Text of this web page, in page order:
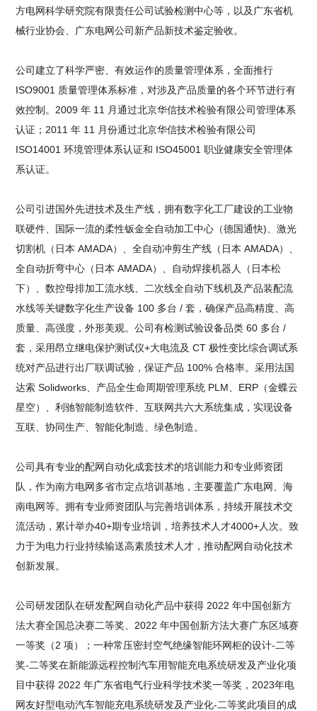
方电网科学研究院有限责任公司试验检测中心等，以及广东省机
械行业协会、广东电网公司新产品新技术鉴定验收。
公司建立了科学严密、有效运作的质量管理体系，全面推行
ISO9001 质量管理体系标准，对涉及产品质量的各个环节进行有
效控制。2009 年 11 月通过北京华信技术检验有限公司管理体系
认证；2011 年 11 月份通过北京华信技术检验有限公司
ISO14001 环境管理体系认证和 ISO45001 职业健康安全管理体
系认证。
公司引进国外先进技术及生产线，拥有数字化工厂建设的工业物
联硬件、国际一流的柔性钣金全自动加工中心（德国通快)、激光
切割机（日本 AMADA）、全自动冲剪生产线（日本 AMADA）、
全自动折弯中心（日本 AMADA）、自动焊接机器人（日本松
下）、数控母排加工流水线、二次线全自动下线机及产品装配流
水线等关键数字化生产设备 100 多台 / 套，确保产品高精度、高
质量、高强度，外形美观。公司有检测试验设备品类 60 多台 /
套，采用昂立继电保护测试仪+大电流及 CT 极性变比综合调试系
统对产品进行出厂联调试验，保证产品 100% 合格率。采用法国
达索 Solidworks、产品全生命周期管理系统 PLM、ERP（金蝶云
星空）、利驰智能制造软件、互联网共六大系统集成，实现设备
互联、协同生产、智能化制造、绿色制造。
公司具有专业的配网自动化成套技术的培训能力和专业师资团
队，作为南方电网多省市定点培训基地，主要覆盖广东电网、海
南电网等。拥有专业师资团队与完善培训体系，持续开展技术交
流活动，累计举办40+期专业培训，培养技术人才4000+人次。致
力于为电力行业持续输送高素质技术人才，推动配网自动化技术
创新发展。
公司研发团队在研发配网自动化产品中获得 2022 年中国创新方
法大赛全国总决赛二等奖、2022 年中国创新方法大赛广东区域赛
一等奖（2 项）；一种常压密封空气绝缘智能环网柜的设计-二等
奖-二等奖在新能源远程控制汽车用智能充电系统研发及产业化项
目中获得 2022 年广东省电气行业科学技术奖一等奖，2023年电
网友好型电动汽车智能充电系统研发及产业化-二等奖此项目的成